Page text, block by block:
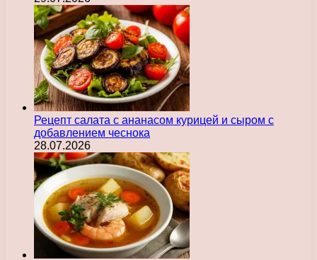
Рецепт салата с ананасом курицей и сыром с
добавлением чеснока
28.07.2026